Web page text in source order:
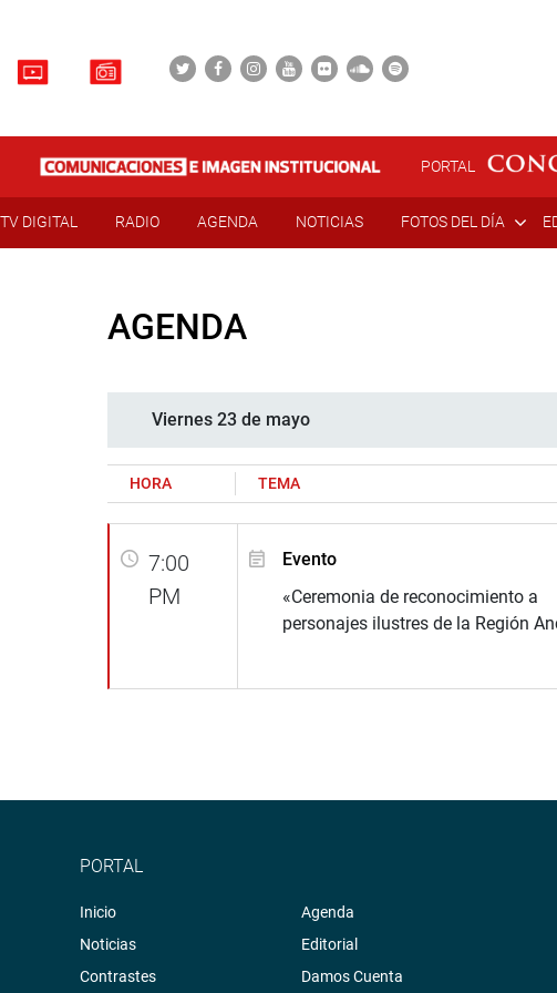
PORTAL
TV DIGITAL RADIO AGENDA NOTICIAS FOTOS DEL DÍA
AGENDA
Viernes 23 de mayo
HORA TEMA
7:00
PM
Evento
«Ceremonia de reconocimiento a
personajes ilustres de la Región
PORTAL
Inicio
Noticias
Contrastes
Agenda
Editorial
Damos Cuenta